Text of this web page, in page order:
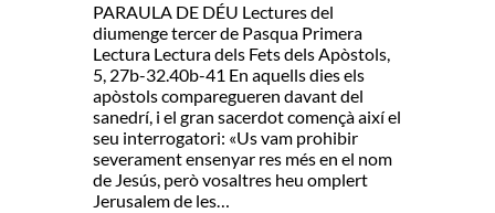
PARAULA DE DÉU Lectures del
diumenge tercer de Pasqua Primera
Lectura Lectura dels Fets dels Apòstols,
5, 27b-32.40b-41 En aquells dies els
apòstols comparegueren davant del
sanedrí, i el gran sacerdot començà així el
seu interrogatori: «Us vam prohibir
severament ensenyar res més en el nom
de Jesús, però vosaltres heu omplert
Jerusalem de les…